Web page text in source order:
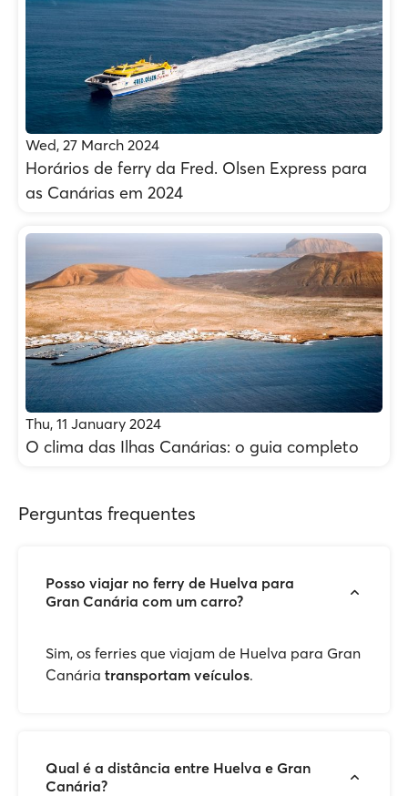
Wed, 27 March 2024
Horários de ferry da Fred. Olsen Express para
as Canárias em 2024
Thu, 11 January 2024
O clima das Ilhas Canárias: o guia completo
Perguntas frequentes
Posso viajar no ferry de Huelva para
Gran Canária com um carro?
Sim, os ferries que viajam de Huelva para Gran
Canária transportam veículos.
Qual é a distância entre Huelva e Gran
Canária?